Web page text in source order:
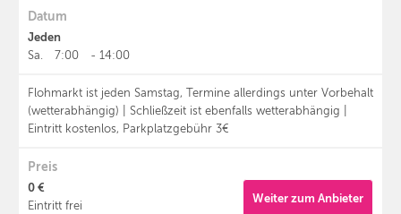
Datum
Jeden
Sa. 7:00 - 14:00
Flohmarkt ist jeden Samstag, Termine allerdings unter Vorbehalt
(wetterabhängig) | Schließzeit ist ebenfalls wetterabhängig |
Eintritt kostenlos, Parkplatzgebühr 3€
Preis
0 €
Eintritt frei
Weiter zum Anbieter